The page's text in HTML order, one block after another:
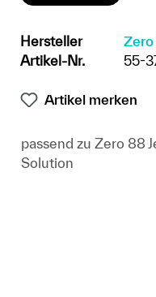
Hersteller
Artikel-Nr.
55-
Artikel merken
passend zu Zero 88
Solution